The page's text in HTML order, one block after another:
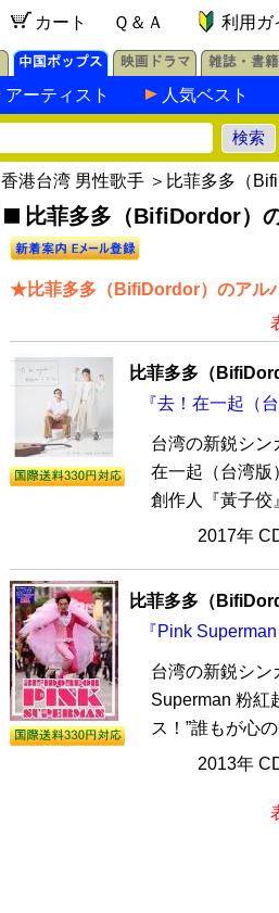
カート Ｑ＆Ａ 利用ガ
アーティスト 人気ベスト
香港台湾 男性歌手 ＞比菲多多（
比菲多多（BifiDordor）
★比菲多多（BifiDordor）のアル
比菲多多（
『去！在一起（
台湾の新鋭シ
在一起（台湾版
創作人『黃子佼
2017年
比菲多多（
『Pink
台湾の新鋭シ
Superman 粉紅
ス！”誰もが心
2013年